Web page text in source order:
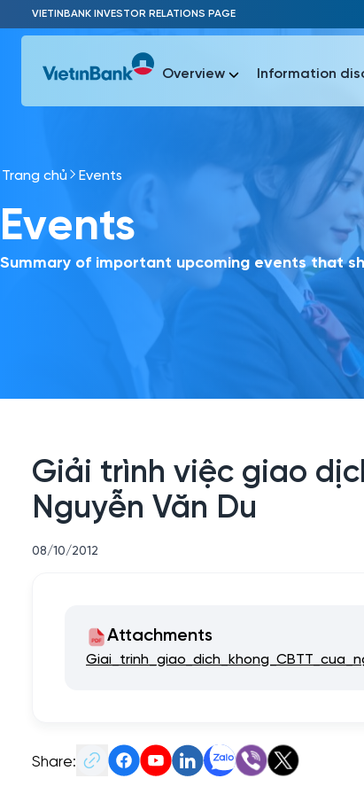
Skip to Main Content
VIETINBANK INVESTOR RELATIONS PAGE
Overview Information
Trang chủ Events
Events
Summary of important upcoming events that
Giải trình việc giao
Nguyễn Văn Du
08/10/2012
Attachments
Share: